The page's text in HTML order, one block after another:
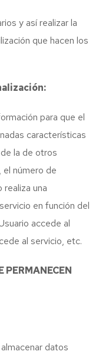
y así realizar la
que hacen los
para que el
características
la de otros
el número de
una
en función del
accede al
al servicio, etc.
PERMANECEN
datos